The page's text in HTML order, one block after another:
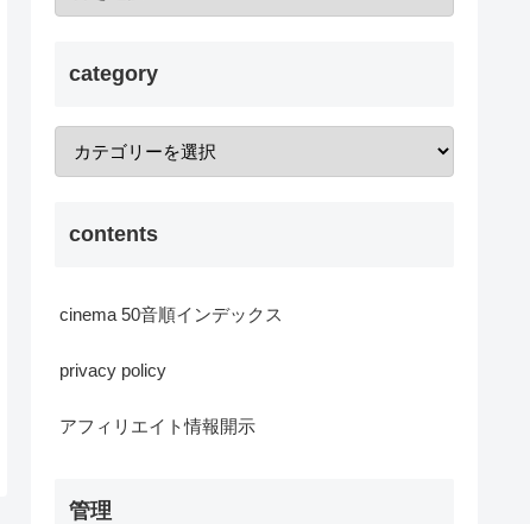
category
contents
cinema 50音順インデックス
privacy policy
アフィリエイト情報開示
管理